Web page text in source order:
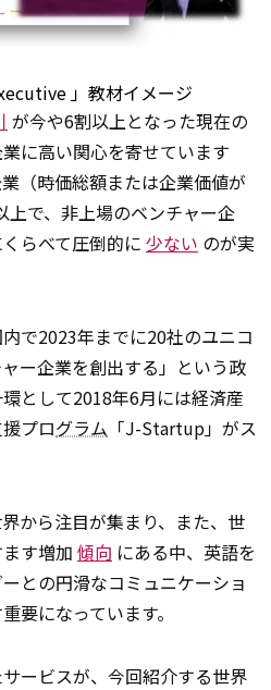
」教材イメージ
が今や6割以上となった現在の
に高い関心を寄せています
（時価総額または企業価値が
で、非上場のベンチャー企
らべて圧倒的に 少ない のが実
で2023年までに20社のユニコ
ー企業を創出する」という政
として2018年6月には経済産
プログラム 「J-Startup」がス
から注目が集まり、また、世
す増加 傾向 にある中、英語を
との円滑なコミュニケーショ
要になっています。
ービスが、今回紹介する世界